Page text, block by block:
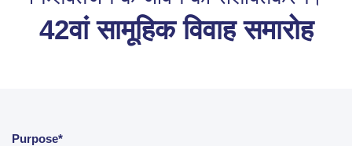
42वां सामूहिक विवाह समारोह
Purpose*